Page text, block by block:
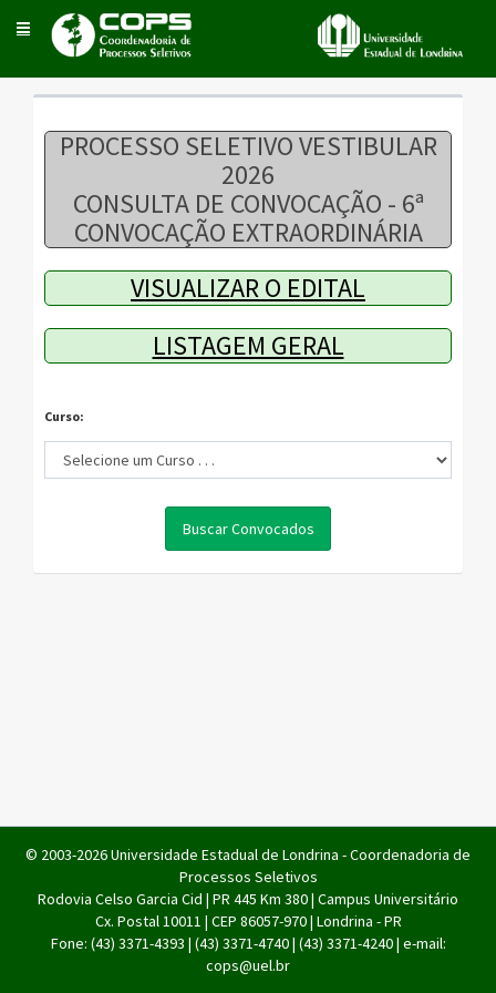
Toggle
navigation
PROCESSO SELETIVO VESTIBULAR
2026
CONSULTA DE CONVOCAÇÃO - 6ª
CONVOCAÇÃO EXTRAORDINÁRIA
VISUALIZAR O EDITAL
LISTAGEM GERAL
Curso:
© 2003-2026 Universidade Estadual de Londrina - Coordenadoria de
Processos Seletivos
Rodovia Celso Garcia Cid | PR 445 Km 380 | Campus Universitário
Cx. Postal 10011 | CEP 86057-970 | Londrina - PR
Fone: (43) 3371-4393 | (43) 3371-4740 | (43) 3371-4240 | e-mail:
cops@uel.br